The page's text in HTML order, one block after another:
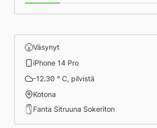
Väsynyt
iPhone 14 Pro
-12.30 ° C, pilvistä
Kotona
Fanta Sitruuna Sokeriton